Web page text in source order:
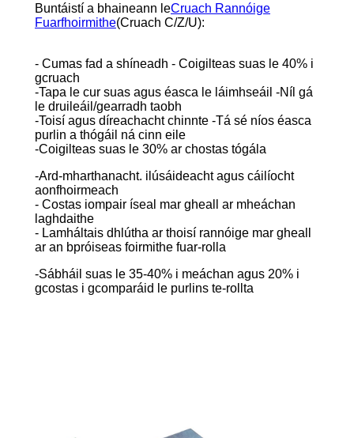
Buntáistí a bhaineann leCruach Rannóige
Fuarfhoirmithe(Cruach C/Z/U):
- Cumas fad a shíneadh - Coigilteas suas le 40% i
gcruach
-Tapa le cur suas agus éasca le láimhseáil -Níl gá
le druileáil/gearradh taobh
-Toisí agus díreachacht chinnte -Tá sé níos éasca
purlin a thógáil ná cinn eile
-Coigilteas suas le 30% ar chostas tógála
-Ard-mharthanacht. ilúsáideacht agus cáilíocht
aonfhoirmeach
- Costas iompair íseal mar gheall ar mheáchan
laghdaithe
- Lamháltais dhlútha ar thoisí rannóige mar gheall
ar an bpróiseas foirmithe fuar-rolla
-Sábháil suas le 35-40% i meáchan agus 20% i
gcostas i gcomparáid le purlins te-rollta